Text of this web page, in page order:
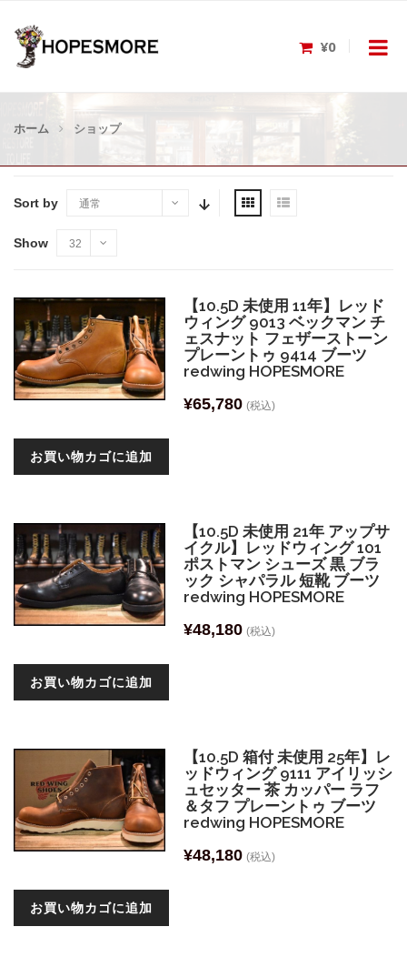
¥0
ホーム ショップ
Sort by 通常
Show 32
【10.5D 未使用 11年】レッド
ウィング 9013 ベックマン チ
ェスナット フェザーストーン
プレーントゥ 9414 ブーツ
redwing HOPESMORE
¥65,780 (税込)
お買い物カゴに追加
【10.5D 未使用 21年 アップサ
イクル】レッドウィング 101
ポストマン シューズ 黒 ブラ
ック シャパラル 短靴 ブーツ
redwing HOPESMORE
¥48,180 (税込)
お買い物カゴに追加
【10.5D 箱付 未使用 25年】レ
ッドウィング 9111 アイリッシ
ュセッター 茶 カッパー ラフ
＆タフ プレーントゥ ブーツ
redwing HOPESMORE
¥48,180 (税込)
お買い物カゴに追加